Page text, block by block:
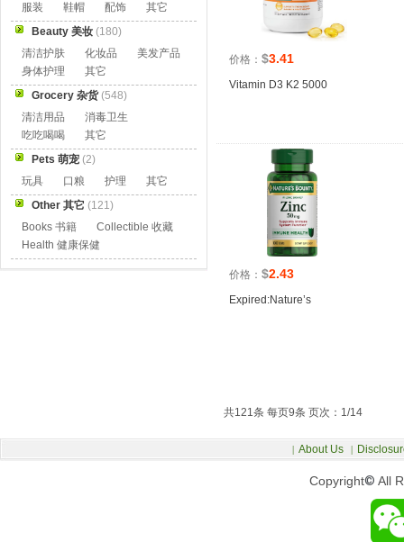
价格： $3.41
Vitamin D3 K2 5000
价格： $2.43
Expired:Nature’s
共121条 每页9条 页次：1/14
服装
鞋帽 配饰
其它
Beauty 美妆 (180)
清洁护肤
化妆品
美发产品
身体护理
其它
Grocery 杂货(548)
清洁用品
消毒卫生
吃吃喝喝
其它
Pets 萌宠 (2)
玩具
口粮 护理
其它
Other 其它 (121)
Books 书籍
Collectible 收藏
Health 健康保健
Copyright© All
| About Us |